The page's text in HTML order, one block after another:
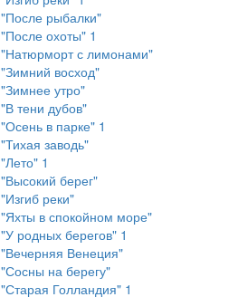
"После рыбалки"
"После охоты" 1
"Натюрморт с лимонами"
"Зимний восход"
"Зимнее утро"
"В тени дубов"
"Осень в парке" 1
"Тихая заводь"
"Лето" 1
"Высокий берег"
"Изгиб реки"
"Яхты в спокойном море"
"У родных берегов" 1
"Вечерняя Венеция"
"Сосны на берегу"
"Старая Голландия" 1